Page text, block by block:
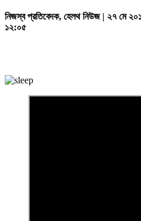
নিজস্ব প্রতিবেদক, হেলথ নিউজ | ২৭ মে
১২:০৫